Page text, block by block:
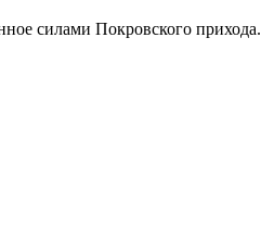
силами Покровского прихода.